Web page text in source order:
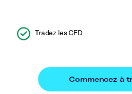
Tradez les CFD